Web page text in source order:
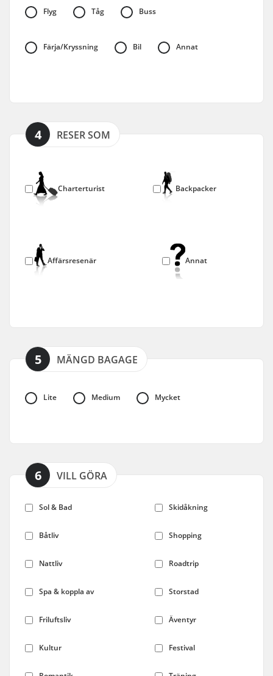
Flyg Tåg Buss
Färja/Kryssning Bil Annat
4 RESER SOM
Charterturist Backpacker
Affärsresenär Annat
5 MÄNGD BAGAGE
Lite Medium Mycket
6 VILL GÖRA
Sol & Bad Skidåkning
Båtliv Shopping
Nattliv Roadtrip
Spa & koppla av Storstad
Friluftsliv Äventyr
Kultur Festival